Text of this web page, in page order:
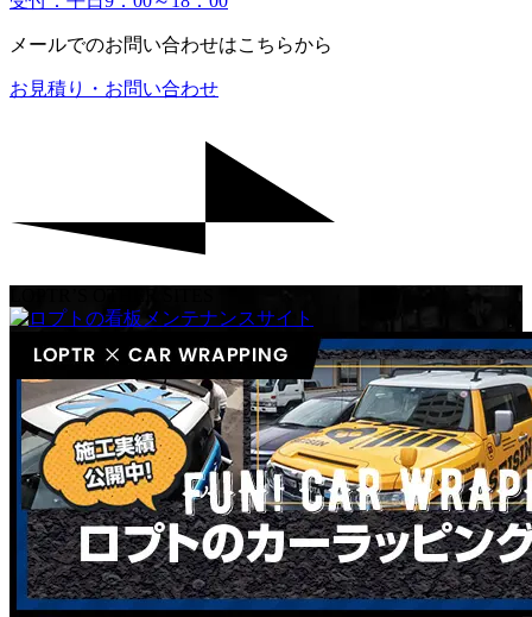
メールでのお問い合わせはこちらから
お見積り・お問い合わせ